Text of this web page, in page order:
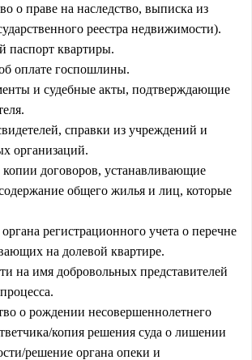
о праве на наследство, выписка из
реестра недвижимости).
паспорт квартиры.
оплате госпошлины.
и судебные акты, подтверждающие
справки из учреждений и
организаций.
договоров, устанавливающие
общего жилья и лиц, которые
регистрационного учета о перечне
на долевой квартире.
на имя добровольных представителей
о рождении несовершеннолетнего
копия решения суда о лишении
решение органа опеки и